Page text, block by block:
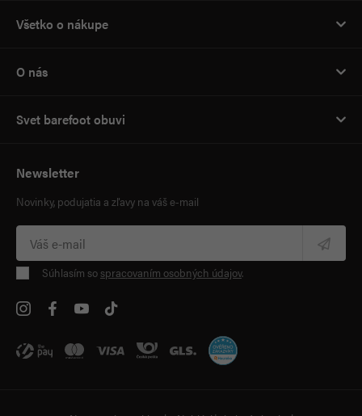
Všetko o nákupe
O nás
Svet barefoot obuvi
Newsletter
Novinky, podujatia a zľavy na váš e-mail
Súhlasím so spracovaním osobných údajov.